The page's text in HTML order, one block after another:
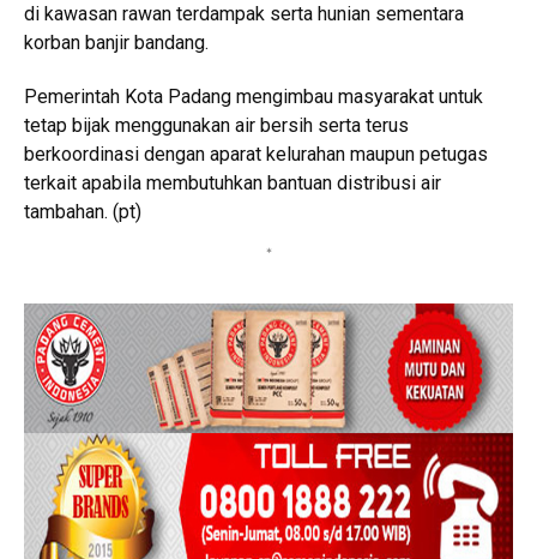
di kawasan rawan terdampak serta hunian sementara
korban banjir bandang.
Pemerintah Kota Padang mengimbau masyarakat untuk
tetap bijak menggunakan air bersih serta terus
berkoordinasi dengan aparat kelurahan maupun petugas
terkait apabila membutuhkan bantuan distribusi air
tambahan. (pt)
*